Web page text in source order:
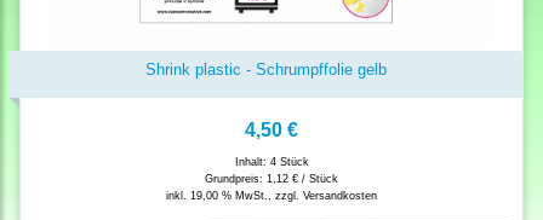
Shrink plastic - Schrumpffolie gelb
4,50 €
Inhalt: 4 Stück
Grundpreis: 1,12 € / Stück
inkl. 19,00 % MwSt., zzgl. Versandkosten